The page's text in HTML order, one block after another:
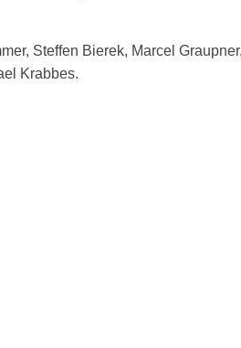
Steffen Bierek, Marcel
Krabbes.